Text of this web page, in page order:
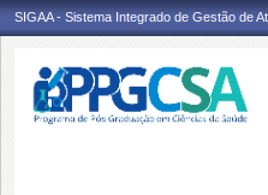
SIGAA - Sistema Integrado de Gestão de